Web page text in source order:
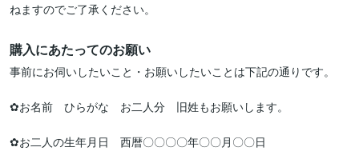
ねますのでご了承ください。
購入にあたってのお願い
事前にお伺いしたいこと・お願いしたいことは下記の通りです。
✿お名前　ひらがな　お二人分　旧姓もお願いします。
✿お二人の生年月日　西暦〇〇〇〇年〇〇月〇〇日